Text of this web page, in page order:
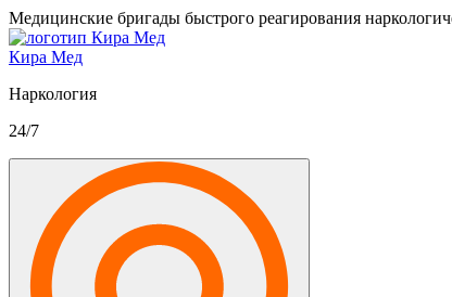
Медицинские бригады быстрого реагирования
Кира Мед
Наркология
24/7